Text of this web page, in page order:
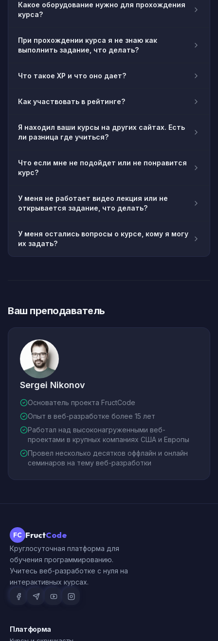
Какое оборудование нужно для прохождения
курса?
При прохождении курса я не знаю как
выполнить задание, что делать?
Что такое XP и что оно дает?
Как участвовать в рейтинге?
Я находил ваши курсы на других сайтах. Есть
ли разница где учиться?
Что если мне не подойдет или не понравится
курс?
У меня не работает видео лекция или не
открывается задание, что делать?
У меня остались вопросы о курсе, кому я могу
их задать?
Ваш преподаватель
Sergei Nikonov
Основатель проекта FructCode
Опыт в веб-разработке более 15 лет
Работал над высоконагруженными веб-
проектами в крупных компаниях США и Европы
Провел несколько десятков оффлайн и онлайн
семинаров на тему веб-разработки
FC FructCode
Круглосуточная платформа для
обучения программированию.
Учитесь веб-разработке с нуля на
интерактивных курсах.
Платформа